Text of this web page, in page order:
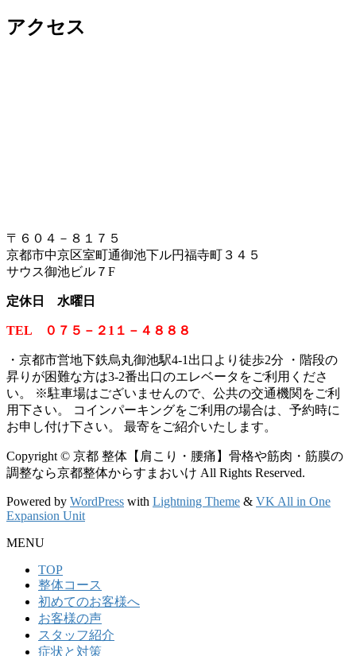
アクセス
〒６０４－８１７５
京都市中京区室町通御池下ル円福寺町３４５
サウス御池ビル７F
定休日 水曜日
TEL ０７５－２1１－４８８８
・京都市営地下鉄烏丸御池駅4-1出口より徒歩2分 ・階段の
昇りが困難な方は3-2番出口のエレベータをご利用くださ
い。
※駐車場はございませんので、公共の交通機関をご利
用下さい。 コインパーキングをご利用の場合は、予約時に
お申し付け下さい。 最寄をご紹介いたします。
Copyright © 京都 整体【肩こり・腰痛】骨格や筋肉・筋膜の
調整なら京都整体からすまおいけ All Rights Reserved.
Powered by WordPress with Lightning Theme & VK All in One
Expansion Unit
MENU
TOP
整体コース
初めてのお客様へ
お客様の声
スタッフ紹介
症状と対策